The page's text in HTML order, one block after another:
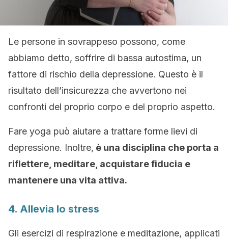
Le persone in sovrappeso possono, come
abbiamo detto, soffrire di bassa autostima, un
fattore di rischio della depressione. Questo è il
risultato dell’insicurezza che avvertono nei
confronti del proprio corpo e del proprio aspetto.
Fare yoga può aiutare a trattare forme lievi di
depressione. Inoltre, è una disciplina che porta a
riflettere, meditare, acquistare fiducia e
mantenere una vita attiva.
4. Allevia lo stress
Gli esercizi di respirazione e meditazione, applicati